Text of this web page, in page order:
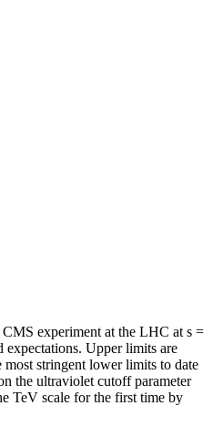
experiment at the LHC at s =
Upper limits are
stringent lower limits to date
the ultraviolet cutoff parameter
TeV scale for the first time by